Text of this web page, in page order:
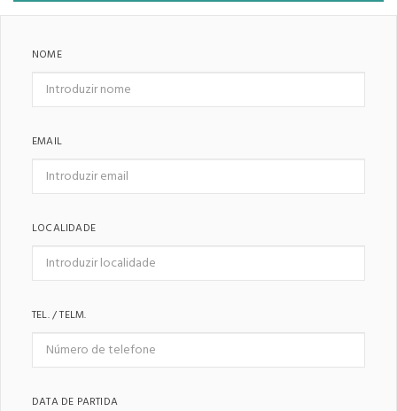
NOME
EMAIL
LOCALIDADE
TEL. / TELM.
DATA DE PARTIDA